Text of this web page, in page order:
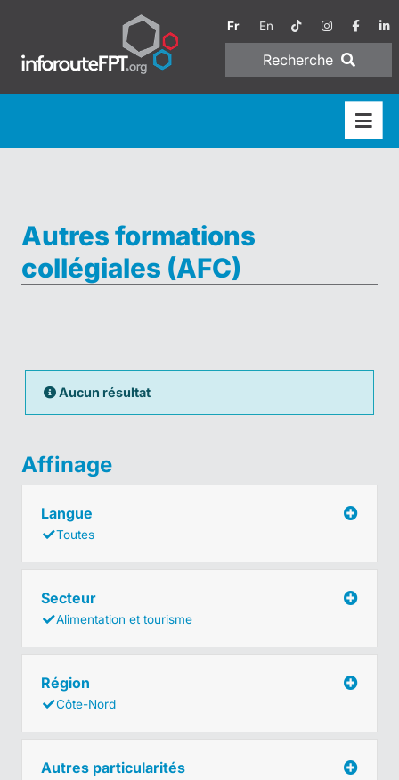
Fr En
Recherche
Autres formations
collégiales (AFC)
Aucun résultat
Affinage
Langue
Toutes
Secteur
Alimentation et tourisme
Région
Côte-Nord
Autres particularités